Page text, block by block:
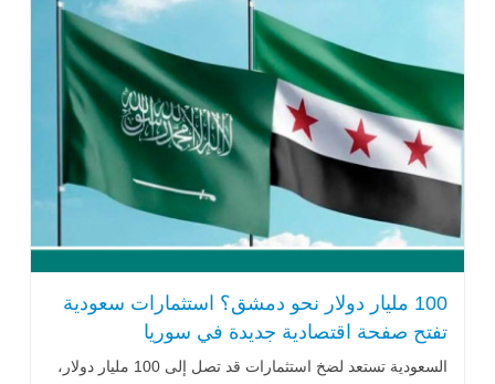
100 مليار دولار نحو دمشق؟ استثمارات سعودية
تفتح صفحة اقتصادية جديدة في سوريا
السعودية تستعد لضخ استثمارات قد تصل إلى 100 مليار دولار،